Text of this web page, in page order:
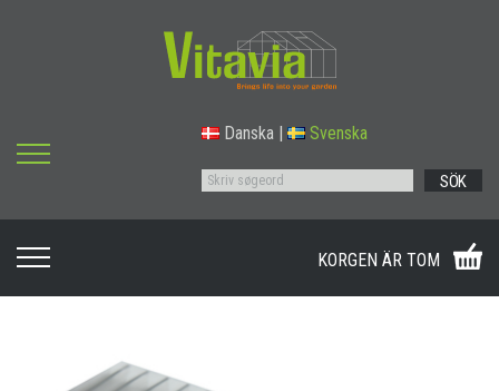
Danska Svenska
SÖK
KORGEN ÄR TOM